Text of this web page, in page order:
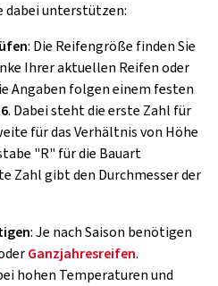
dabei unterstützen:
: Die Reifengröße finden Sie
Ihrer aktuellen Reifen oder
Angaben folgen einem festen
. Dabei steht die erste Zahl für
für das Verhältnis von Höhe
"R" für die Bauart
Zahl gibt den Durchmesser der
: Je nach Saison benötigen
Ganzjahresreifen.
hohen Temperaturen und